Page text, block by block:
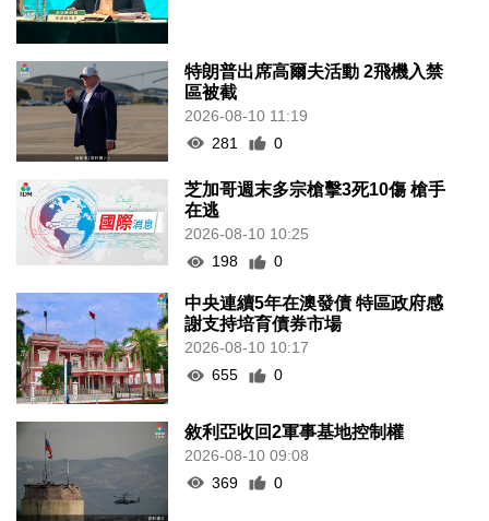
特朗普出席高爾夫活動 2飛機入禁
區被截
2026-08-10 11:19
281
0
芝加哥週末多宗槍擊3死10傷 槍手
在逃
2026-08-10 10:25
198
0
中央連續5年在澳發債 特區政府感
謝支持培育債券市場
2026-08-10 10:17
655
0
敘利亞收回2軍事基地控制權
2026-08-10 09:08
369
0